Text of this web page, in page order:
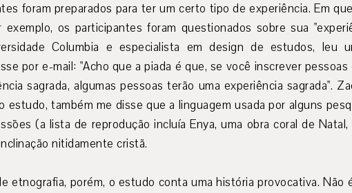
foram preparados para ter um certo tipo de experiência. Em
os participantes foram questionados sobre sua
Columbia e especialista em design de estudos, leu
por e-mail: "Acho que a piada é que, se você inscrever
sagrada, algumas pessoas terão uma experiência sagrada".
também me disse que a linguagem usada por alguns
(a lista de reprodução incluía Enya, uma obra coral de Natal,
nitidamente cristã.
etnografia, porém, o estudo conta uma história provocativa. Não